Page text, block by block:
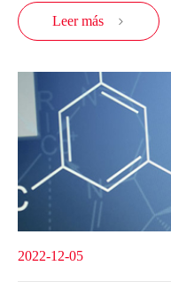
Leer más 
2022-12-05